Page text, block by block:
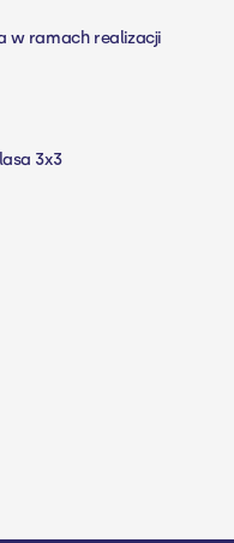
w ramach realizacji
3x3